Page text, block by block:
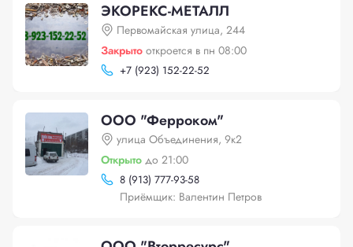
ЭКОРЕКС-МЕТАЛЛ
Первомайская улица, 244
Закрыто откроется в пн 08:00
+7 (923) 152-22-52
ООО "Ферроком"
улица Объединения, 9к2
Открыто до 21:00
8 (913) 777-93-58
Приёмщик: Валентин Петров